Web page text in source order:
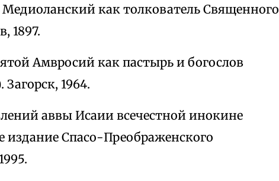
как толкователь Священного
1897.
Амвросий как пастырь и богослов
1964.
аввы Исаии всечестной инокине
издание Спасо-Преображенского